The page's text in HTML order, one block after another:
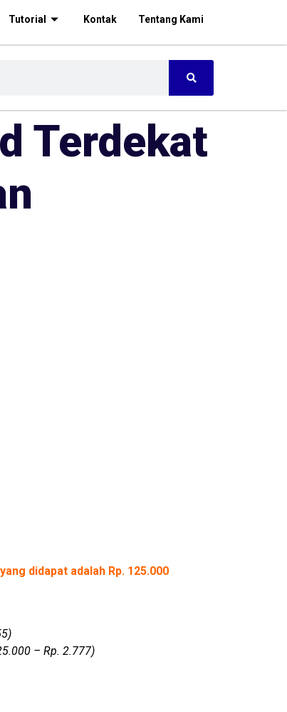
Tutorial Kontak
Tentang Kami
Terdekat
didapat adalah Rp. 125.000
– Rp. 2.777)